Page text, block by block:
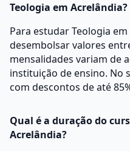
Teologia em Acrelândia?
Para estudar Teologia
desembolsar valores
mensalidades variam de
instituição de ensino. No
com descontos de até
Qual é a duração do
Acrelândia?